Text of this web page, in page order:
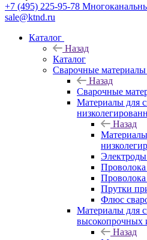
+7 (495) 225-95-78
sale@ktnd.ru
Каталог
Назад
Каталог
Сварочные материалы
Назад
Сварочные
Материалы для
Назад
Прутки
Флюс
Материалы для
высокопрочных
Назад